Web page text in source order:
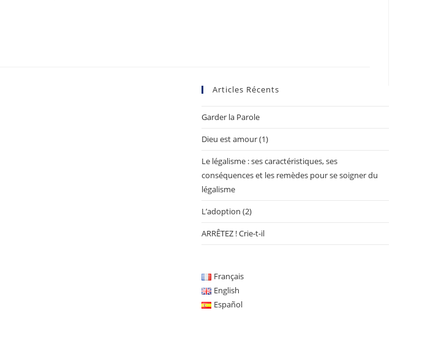
Articles Récents
Garder la Parole
Dieu est amour (1)
Le légalisme : ses caractéristiques, ses
conséquences et les remèdes pour se soigner du
légalisme
L’adoption (2)
ARRÊTEZ ! Crie-t-il
Français
English
Español